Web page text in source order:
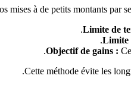
mises à de petits montants par
Limite de
Limite
Objectif de gains :
Cette méthode évite les